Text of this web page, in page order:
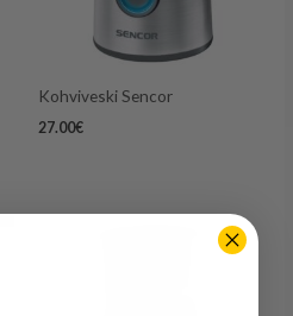
Kohviveski Sencor
27.00€